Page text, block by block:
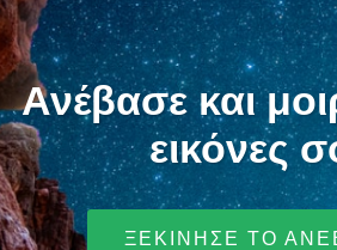
Ανέβασε και
εικόνες
ΞΕΚΊΝΗΣΕ ΤΟ